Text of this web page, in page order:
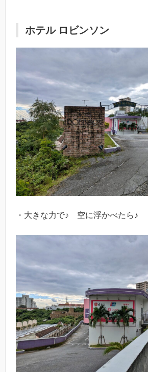
ホテル ロビンソン
・大きな力で♪ 空に浮かべたら♪